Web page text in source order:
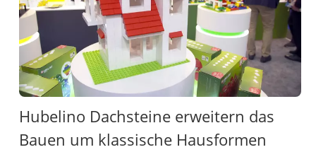
Hubelino Dachsteine erweitern das
Bauen um klassische Hausformen